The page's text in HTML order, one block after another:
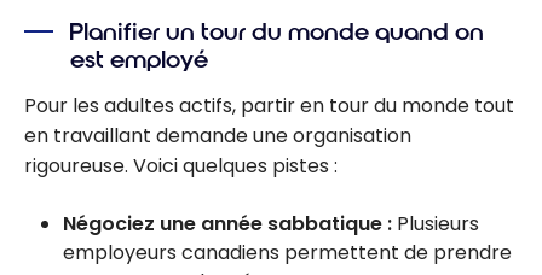
Planifier un tour du monde quand on
est employé
Pour les adultes actifs, partir en tour du monde tout
en travaillant demande une organisation
rigoureuse. Voici quelques pistes :
Négociez une année sabbatique : Plusieurs
employeurs canadiens permettent de prendre